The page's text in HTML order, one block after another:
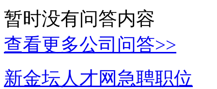
暂时没有问答内容
查看更多公司问答>>
新金坛人才网急聘职位